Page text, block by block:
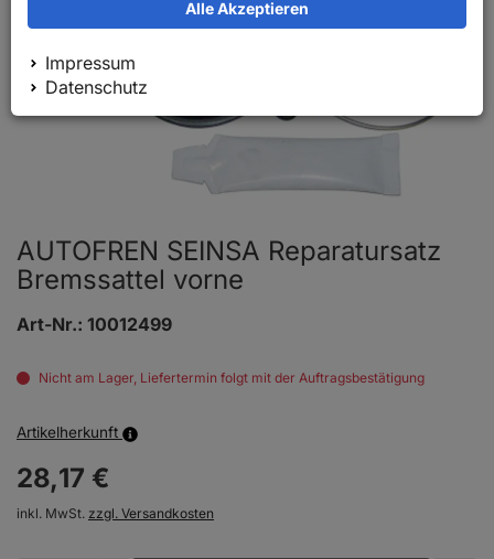
AUTOFREN SEINSA Reparatursatz
Bremssattel vorne
Art-Nr.: 10012499
Nicht am Lager, Liefertermin folgt mit der Auftragsbestätigung
Artikelherkunft
28,17 €
inkl. MwSt. zzgl. Versandkosten
Alle Akzeptieren
Impressum
Datenschutz